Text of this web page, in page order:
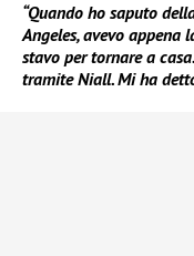
“Quando ho saputo
Angeles, avevo appena
stavo per tornare a
tramite Niall. Mi ha